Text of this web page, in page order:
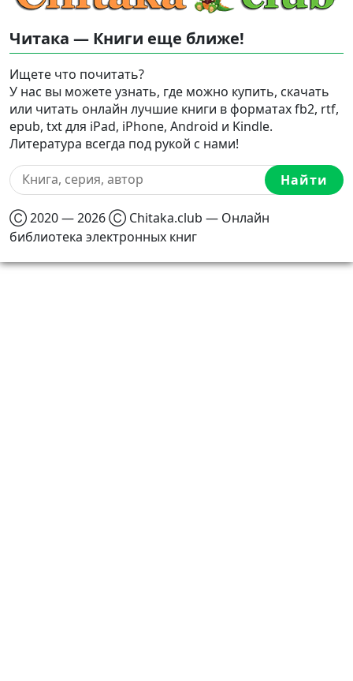
Читака — Книги еще ближе!
Ищете что почитать?
У нас вы можете узнать, где можно купить, скачать
или читать онлайн лучшие книги в форматах fb2, rtf,
epub, txt для iPad, iPhone, Android и Kindle.
Литература всегда под рукой с нами!
Найти
Ⓒ 2020 — 2026 Ⓒ Chitaka.club — Онлайн
библиотека электронных книг